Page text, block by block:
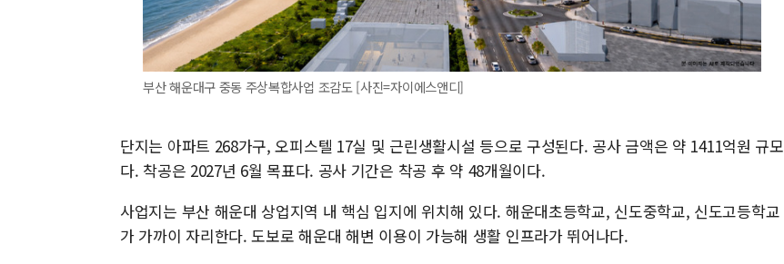
부산 해운대구 중동 주상복합사업 조감도 [사진=자이에스앤디]
단지는 아파트 268가구, 오피스텔 17실 및 근린생활시설 등으로 구성된다. 공사 금액은 약 1411억원 규모
다. 착공은 2027년 6월 목표다. 공사 기간은 착공 후 약 48개월이다.
사업지는 부산 해운대 상업지역 내 핵심 입지에 위치해 있다. 해운대초등학교, 신도중학교, 신도고등학교
가 가까이 자리한다. 도보로 해운대 해변 이용이 가능해 생활 인프라가 뛰어나다.